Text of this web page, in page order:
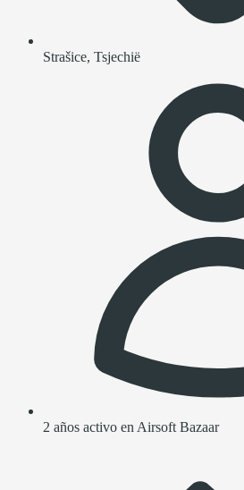
Strašice, Tsjechië
2 años activo en Airsoft Bazaar